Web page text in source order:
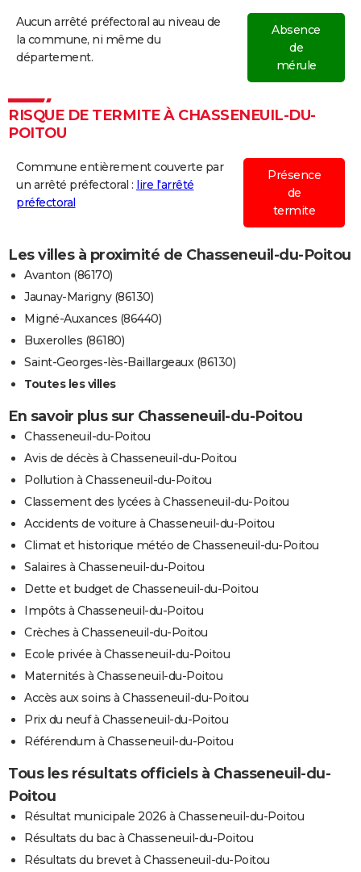
Aucun arrêté préfectoral au niveau de
la commune, ni même du
département.
Absence
de
mérule
RISQUE DE TERMITE À CHASSENEUIL-DU-
POITOU
Commune entièrement couverte par
un arrêté préfectoral : lire l'arrêté
préfectoral
Présence
de
termite
Les villes à proximité de Chasseneuil-du-Poitou
Avanton (86170)
Jaunay-Marigny (86130)
Migné-Auxances (86440)
Buxerolles (86180)
Saint-Georges-lès-Baillargeaux (86130)
Toutes les villes
En savoir plus sur Chasseneuil-du-Poitou
Chasseneuil-du-Poitou
Avis de décès à Chasseneuil-du-Poitou
Pollution à Chasseneuil-du-Poitou
Classement des lycées à Chasseneuil-du-Poitou
Accidents de voiture à Chasseneuil-du-Poitou
Climat et historique météo de Chasseneuil-du-Poitou
Salaires à Chasseneuil-du-Poitou
Dette et budget de Chasseneuil-du-Poitou
Impôts à Chasseneuil-du-Poitou
Crèches à Chasseneuil-du-Poitou
Ecole privée à Chasseneuil-du-Poitou
Maternités à Chasseneuil-du-Poitou
Accès aux soins à Chasseneuil-du-Poitou
Prix du neuf à Chasseneuil-du-Poitou
Référendum à Chasseneuil-du-Poitou
Tous les résultats officiels à Chasseneuil-du-
Poitou
Résultat municipale 2026 à Chasseneuil-du-Poitou
Résultats du bac à Chasseneuil-du-Poitou
Résultats du brevet à Chasseneuil-du-Poitou